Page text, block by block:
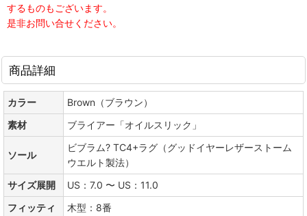
するものもございます。
是非お問い合せください。
商品詳細
カラー
Brown（ブラウン）
素材
ブライアー「オイルスリック」
ソール
ビブラム? TC4+ラグ（グッドイヤーレザーストーム
ウエルト製法）
サイズ展開
US：7.0 〜 US：11.0
フィッティ
木型：8番